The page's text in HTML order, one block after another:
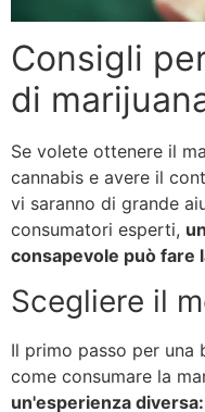
Consigli
di
Se volete ottenere il
cannabis e avere il
vi saranno di grande
consumatori esperti,
consapevole può fare
Scegliere il
Il primo passo per una
come consumare la
un'esperienza diversa: